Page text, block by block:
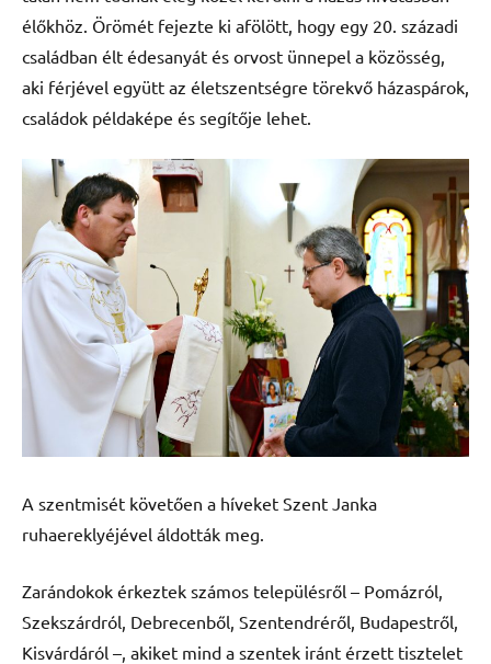
élőkhöz. Örömét fejezte ki afölött, hogy egy 20. századi
családban élt édesanyát és orvost ünnepel a közösség,
aki férjével együtt az életszentségre törekvő házaspárok,
családok példaképe és segítője lehet.
A szentmisét követően a híveket Szent Janka
ruhaereklyéjével áldották meg.
Zarándokok érkeztek számos településről – Pomázról,
Szekszárdról, Debrecenből, Szentendréről, Budapestről,
Kisvárdáról –, akiket mind a szentek iránt érzett tisztelet